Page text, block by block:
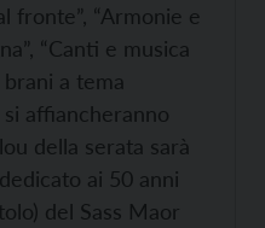
fronte”, “Armonie e
“Canti e musica
a tema
affiancheranno
della serata sarà
ai 50 anni
del Sass Maor